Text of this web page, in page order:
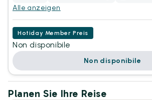
Alle anzeigen
Hotiday Member Preis
Non disponibile
Non disponibile
Planen Sie Ihre Reise